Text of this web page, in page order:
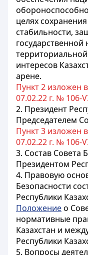
целях
стабильности,
государственной
интересов
арене.
Пункт 2 изложен
07.02.22 г. № 106-
2. Президент
Председателем
Пункт 3 изложен
07.02.22 г. № 106-
3. Состав Совета
Президентом
4. Правовую
Безопасности
Республики
Положениео
нормативные
Казахстан и
Республики
5. Вопросы